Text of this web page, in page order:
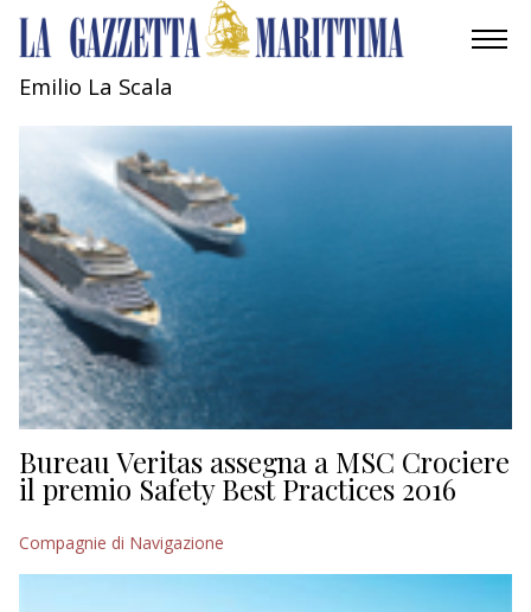
MOBILITÀ
INDUSTRIA
RICERCA
ECONOMIA
TURISMO
CULTURA
NAUTICA
EDITORIALI
Emilio La Scala
Bureau Veritas assegna a MSC Crociere
il premio Safety Best Practices 2016
Compagnie di Navigazione